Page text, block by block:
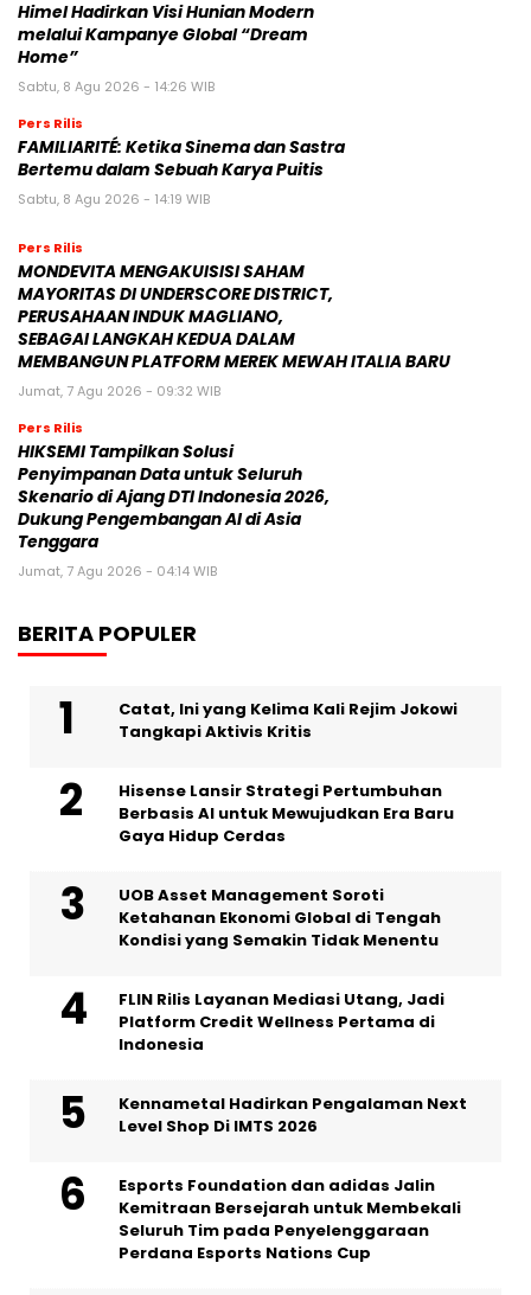
Himel Hadirkan Visi Hunian Modern
melalui Kampanye Global “Dream
Home”
Sabtu, 8 Agu 2026 - 14:26 WIB
Pers Rilis
FAMILIARITÉ: Ketika Sinema dan Sastra
Bertemu dalam Sebuah Karya Puitis
Sabtu, 8 Agu 2026 - 14:19 WIB
Pers Rilis
MONDEVITA MENGAKUISISI SAHAM
MAYORITAS DI UNDERSCORE DISTRICT,
PERUSAHAAN INDUK MAGLIANO,
SEBAGAI LANGKAH KEDUA DALAM
MEMBANGUN PLATFORM MEREK MEWAH ITALIA BARU
Jumat, 7 Agu 2026 - 09:32 WIB
Pers Rilis
HIKSEMI Tampilkan Solusi
Penyimpanan Data untuk Seluruh
Skenario di Ajang DTI Indonesia 2026,
Dukung Pengembangan AI di Asia
Tenggara
Jumat, 7 Agu 2026 - 04:14 WIB
BERITA POPULER
Catat, Ini yang Kelima Kali Rejim Jokowi
Tangkapi Aktivis Kritis
Hisense Lansir Strategi Pertumbuhan
Berbasis AI untuk Mewujudkan Era Baru
Gaya Hidup Cerdas
UOB Asset Management Soroti
Ketahanan Ekonomi Global di Tengah
Kondisi yang Semakin Tidak Menentu
FLIN Rilis Layanan Mediasi Utang, Jadi
Platform Credit Wellness Pertama di
Indonesia
Kennametal Hadirkan Pengalaman Next
Level Shop Di IMTS 2026
Esports Foundation dan adidas Jalin
Kemitraan Bersejarah untuk Membekali
Seluruh Tim pada Penyelenggaraan
Perdana Esports Nations Cup